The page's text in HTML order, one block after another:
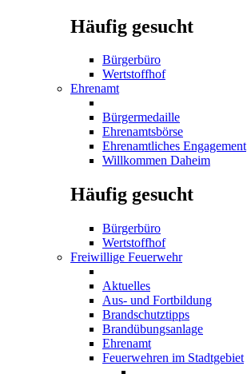
Häufig gesucht
Bürgerbüro
Wertstoffhof
Ehrenamt
Bürgermedaille
Ehrenamtsbörse
Ehrenamtliches Engagement
Willkommen Daheim
Häufig gesucht
Bürgerbüro
Wertstoffhof
Freiwillige Feuerwehr
Aktuelles
Aus- und Fortbildung
Brandschutztipps
Brandübungsanlage
Ehrenamt
Feuerwehren im Stadtgebiet